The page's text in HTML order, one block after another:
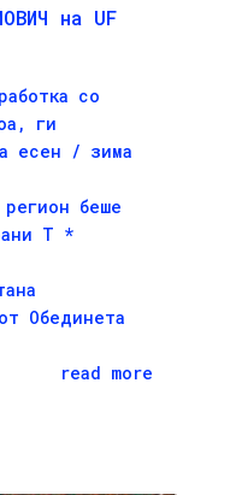
на UF
со
ги
есен / зима
беше
Т *
Обединета
read more